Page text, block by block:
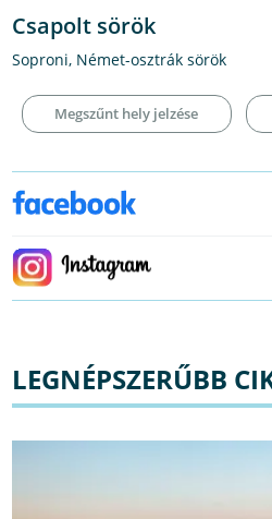
Csapolt sörök
Soproni, Német-osztrák sörök
Megszűnt hely jelzése
LEGNÉPSZERŰBB